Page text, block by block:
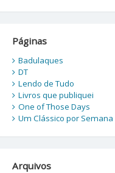
Páginas
Badulaques
DT
Lendo de Tudo
Livros que publiquei
One of Those Days
Um Clássico por Semana
Arquivos